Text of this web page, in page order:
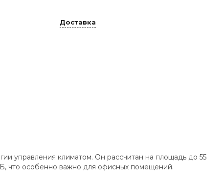
Доставка
управления климатом. Он рассчитан на площадь до 55
что особенно важно для офисных помещений.